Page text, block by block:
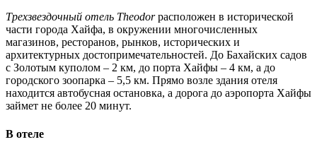
Трехзвездочный отель Theodorрасположен в исторической
части города Хайфа, в окружении многочисленных
магазинов, ресторанов, рынков, исторических и
архитектурных достопримечательностей. До Бахайских садов
с Золотым куполом – 2 км, до порта Хайфы – 4 км, а до
городского зоопарка – 5,5 км. Прямо возле здания отеля
находится автобусная остановка, а дорога до аэропорта Хайфы
займет не более 20 минут.
В отеле